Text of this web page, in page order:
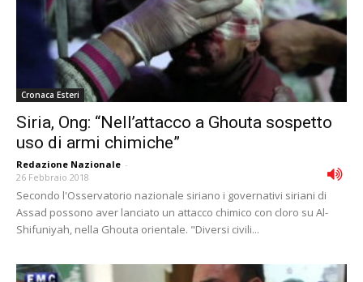
Cronaca Esteri
Siria, Ong: “Nellʼattacco a Ghouta sospetto
uso di armi chimiche”
Redazione Nazionale -
26 Febbraio 2018
Secondo l'Osservatorio nazionale siriano i governativi siriani di
Assad possono aver lanciato un attacco chimico con cloro su Al-
Shifuniyah, nella Ghouta orientale. "Diversi civili...